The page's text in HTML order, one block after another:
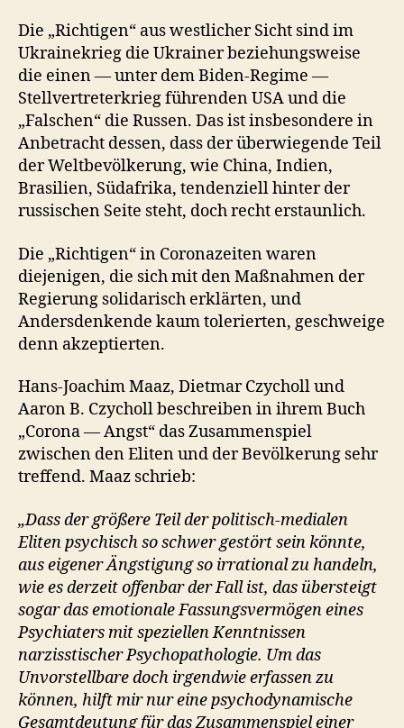
Die „Richtigen“ aus westlicher Sicht sind im
Ukrainekrieg die Ukrainer beziehungsweise
die einen — unter dem Biden-Regime —
Stellvertreterkrieg führenden USA und die
„Falschen“ die Russen. Das ist insbesondere in
Anbetracht dessen, dass der überwiegende Teil
der Weltbevölkerung, wie China, Indien,
Brasilien, Südafrika, tendenziell hinter der
russischen Seite steht, doch recht erstaunlich.
Die „Richtigen“ in Coronazeiten waren
diejenigen, die sich mit den Maßnahmen der
Regierung solidarisch erklärten, und
Andersdenkende kaum tolerierten, geschweige
denn akzeptierten.
Hans-Joachim Maaz, Dietmar Czycholl und
Aaron B. Czycholl beschreiben in ihrem Buch
„Corona — Angst“ das Zusammenspiel
zwischen den Eliten und der Bevölkerung sehr
treffend. Maaz schrieb:
„Dass der größere Teil der politisch-medialen
Eliten psychisch so schwer gestört sein könnte,
aus eigener Ängstigung so irrational zu handeln,
wie es derzeit offenbar der Fall ist, das übersteigt
sogar das emotionale Fassungsvermögen eines
Psychiaters mit speziellen Kenntnissen
narzisstischer Psychopathologie. Um das
Unvorstellbare doch irgendwie erfassen zu
können, hilft mir nur eine psychodynamische
Gesamtdeutung für das Zusammenspiel einer